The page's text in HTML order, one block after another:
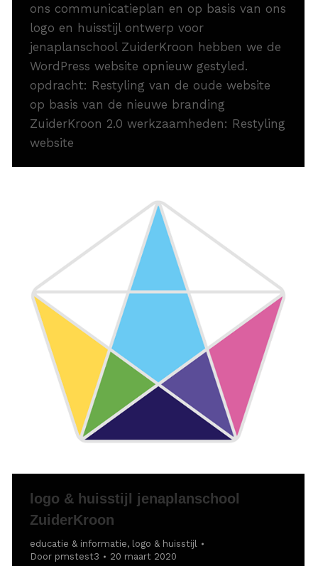
ons communicatieplan en op basis van ons
logo en huisstijl ontwerp voor
jenaplanschool ZuiderKroon hebben we de
WordPress website opnieuw gestyled.
opdracht: Restyling van de oude website
op basis van de nieuwe branding
ZuiderKroon 2.0 werkzaamheden: Restyling
website
logo & huisstijl jenaplanschool
ZuiderKroon
educatie & informatie, logo & huisstijl
Door pmstest3 20 maart 2020